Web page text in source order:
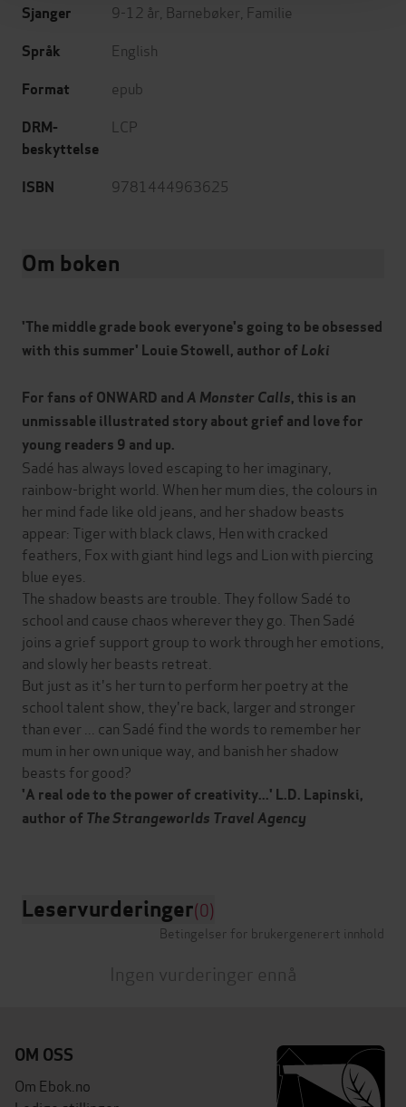
Sjanger 9-12 år Barnebøker Familie
Språk English
Format epub
DRM-
beskyttelse
LCP
ISBN 9781444963625
Om boken
'The middle grade book everyone's going to be obsessed
with this summer' Louie Stowell, author of Loki
For fans of ONWARD andA Monster Calls, this is an
unmissable illustrated story about grief and love for
young readers 9 and up.
Sadé has always loved escaping to her imaginary,
rainbow-bright world. When her mum dies, the colours in
her mind fade like old jeans, and her shadow beasts
appear: Tiger with black claws, Hen with cracked
feathers, Fox with giant hind legs and Lion with piercing
blue eyes.
The shadow beasts are trouble. They follow Sadé to
school and cause chaos wherever they go. Then Sadé
joins a grief support group to work through her emotions,
and slowly her beasts retreat.
But just as it's her turn to perform her poetry at the
school talent show, they're back, larger and stronger
than ever ... can Sadé find the words to remember her
mum in her own unique way, and banish her shadow
beasts for good?
'A real ode to the power of creativity...' L.D. Lapinski,
author of The Strangeworlds Travel Agency
Leservurderinger(0)
Betingelser for brukergenerert innhold
Ingen vurderinger ennå
OM OSS
Om Ebok.no